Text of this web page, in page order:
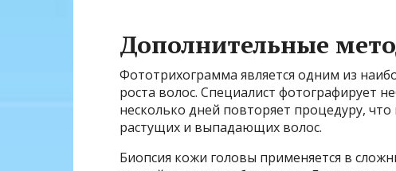
Дополнительные
Фототрихограмма является одним из
роста волос. Специалист фотографирует
несколько дней повторяет процедуру,
растущих и выпадающих волос.
Биопсия кожи головы применяется в